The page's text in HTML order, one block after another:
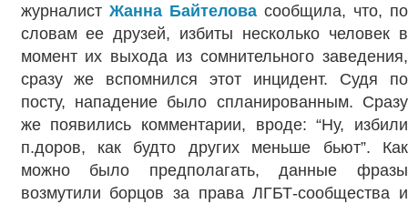
журналист Жанна Байтеловасообщила, что, по
словам ее друзей, избиты несколько человек в
момент их выхода из сомнительного заведения,
сразу же вспомнился этот инцидент. Судя по
посту, нападение было спланированным. Сразу
же появились комментарии, вроде: “Ну, избили
п.доров, как будто других меньше бьют”. Как
можно было предполагать, данные фразы
возмутили борцов за права ЛГБТ-сообщества и